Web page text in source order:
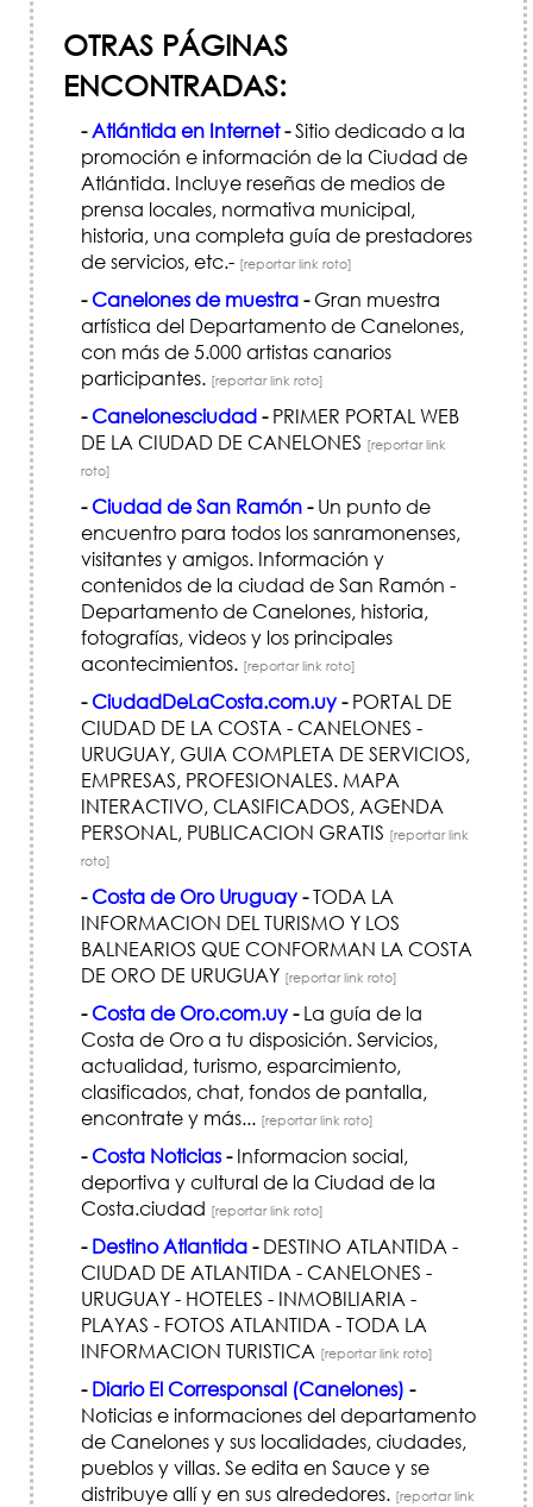
OTRAS PÁGINAS
ENCONTRADAS:
-Atlántida en Internet-Sitio dedicado a la
promoción e información de la Ciudad de
Atlántida. Incluye reseñas de medios de
prensa locales, normativa municipal,
historia, una completa guía de prestadores
de servicios, etc.- [reportar link roto]
-Canelones de muestra-Gran muestra
artística del Departamento de Canelones,
con más de 5.000 artistas canarios
participantes. [reportar link roto]
-Canelonesciudad-PRIMER PORTAL WEB
DE LA CIUDAD DE CANELONES [reportar link
roto]
-Ciudad de San Ramón-Un punto de
encuentro para todos los sanramonenses,
visitantes y amigos. Información y
contenidos de la ciudad de San Ramón -
Departamento de Canelones, historia,
fotografías, videos y los principales
acontecimientos. [reportar link roto]
-CiudadDeLaCosta.com.uy-PORTAL DE
CIUDAD DE LA COSTA - CANELONES -
URUGUAY, GUIA COMPLETA DE SERVICIOS,
EMPRESAS, PROFESIONALES. MAPA
INTERACTIVO, CLASIFICADOS, AGENDA
PERSONAL, PUBLICACION GRATIS [reportar link
roto]
-Costa de Oro Uruguay-TODA LA
INFORMACION DEL TURISMO Y LOS
BALNEARIOS QUE CONFORMAN LA COSTA
DE ORO DE URUGUAY [reportar link roto]
-Costa de Oro.com.uy-La guía de la
Costa de Oro a tu disposición. Servicios,
actualidad, turismo, esparcimiento,
clasificados, chat, fondos de pantalla,
encontrate y más... [reportar link roto]
-Costa Noticias-Informacion social,
deportiva y cultural de la Ciudad de la
Costa.ciudad [reportar link roto]
- Destino Atlantida-DESTINO ATLANTIDA -
CIUDAD DE ATLANTIDA - CANELONES -
URUGUAY - HOTELES - INMOBILIARIA -
PLAYAS - FOTOS ATLANTIDA - TODA LA
INFORMACION TURISTICA [reportar link roto]
- Diario El Corresponsal (Canelones) -
Noticias e informaciones del departamento
de Canelones y sus localidades, ciudades,
pueblos y villas. Se edita en Sauce y se
distribuye allí y en sus alrededores. [reportar link